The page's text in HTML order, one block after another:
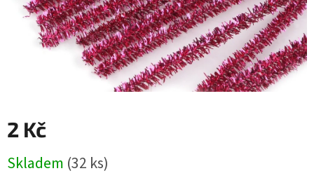
2 Kč
cena:
Skladem (32 ks)